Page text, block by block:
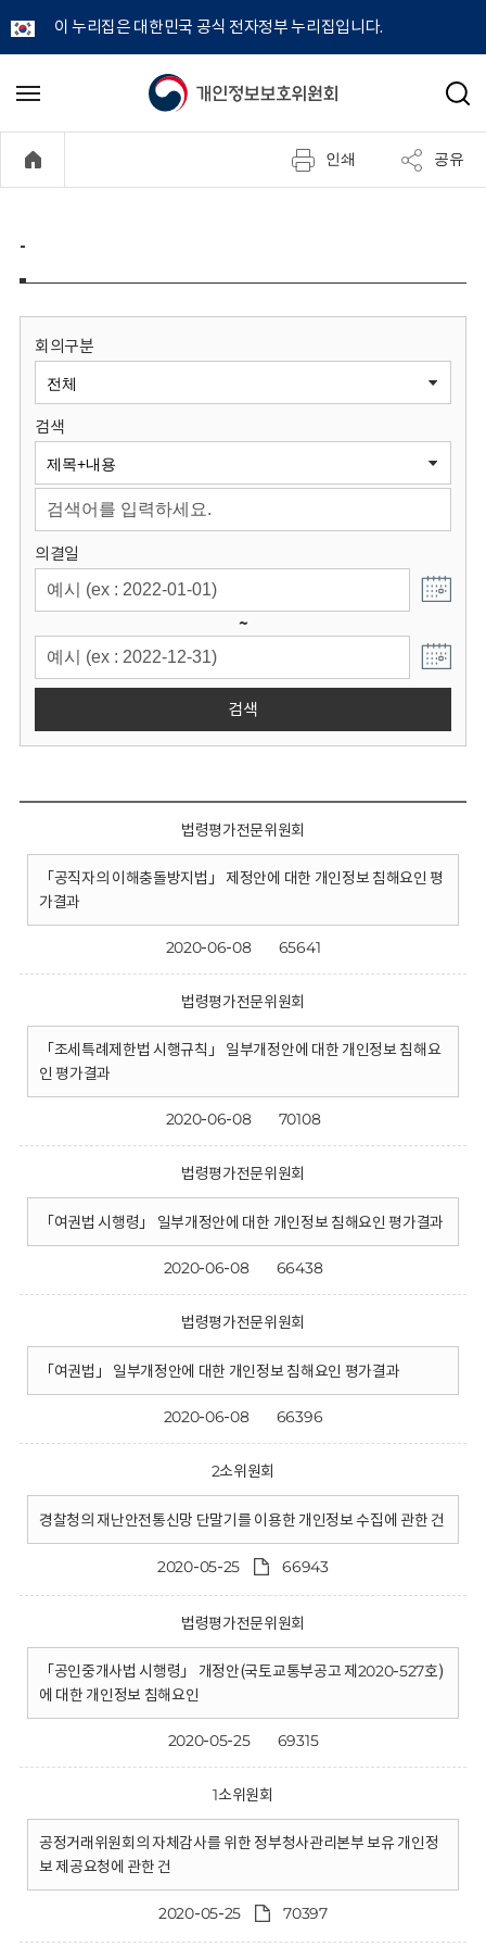
이 누리집은 대한민국 공식 전자정부 누리집입니다.
개
정
보
원
회
메
기
검
인쇄 공유
-
회의구분
검색
의결일
~
검색
법령평가전문위원회
「공직자의 이해충돌방지법」 제정안에 대한 개인정보 침해요인 평
가결과
2020-06-08 65641
법령평가전문위원회
「조세특례제한법 시행규칙」 일부개정안에 대한 개인정보 침해요
인 평가결과
2020-06-08 70108
법령평가전문위원회
「여권법 시행령」 일부개정안에 대한 개인정보 침해요인 평가결과
2020-06-08 66438
법령평가전문위원회
「여권법」 일부개정안에 대한 개인정보 침해요인 평가결과
2020-06-08 66396
2소위원회
경찰청의 재난안전통신망 단말기를 이용한 개인정보 수집에 관한 건
2020-05-25 66943
법령평가전문위원회
「공인중개사법 시행령」 개정안(국토교통부공고 제2020-527호)
에 대한 개인정보 침해요인
2020-05-25 69315
1소위원회
공정거래위원회의 자체감사를 위한 정부청사관리본부 보유 개인정
보 제공요청에 관한 건
2020-05-25 70397